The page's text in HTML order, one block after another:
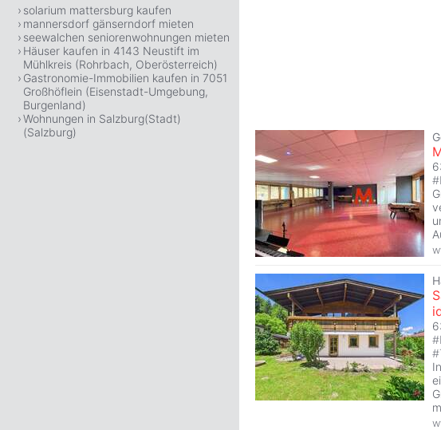
#
#
#
solarium mattersburg kaufen
mannersdorf gänserndorf mieten
seewalchen seniorenwohnungen mieten
Häuser kaufen in 4143 Neustift im
Mühlkreis (Rohrbach, Oberösterreich)
Gastronomie-Immobilien kaufen in 7051
Großhöflein (Eisenstadt-Umgebung,
Burgenland)
Wohnungen in Salzburg(Stadt)
(Salzburg)